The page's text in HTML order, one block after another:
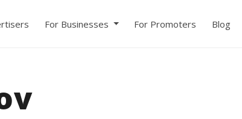
For Businesses For Promoters Blog